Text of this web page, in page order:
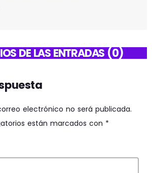
DE LAS ENTRADAS (0)
electrónico no será publicada.
están marcados con *